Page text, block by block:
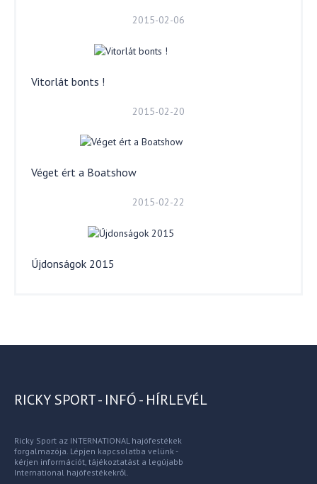
2015-02-06
Vitorlát bonts !
2015-02-20
Véget ért a Boatshow
2015-02-22
Újdonságok 2015
RICKY SPORT - INFÓ - HÍRLEVÉL
Ricky Sport az INTERNATIONAL hajófestékek
forgalmazója. Lépjen kapcsolatba velünk -
kérjen információt, tájékoztatást a legújabb
International hajófestékekről.